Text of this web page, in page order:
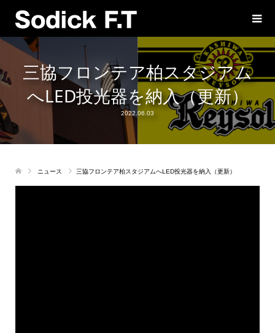
三協フロンテア柏スタジアム
へLED投光器を納入（更新）
2022.06.03
ニュース 三協フロンテア柏スタジアムへLED投光器を納入（更新）